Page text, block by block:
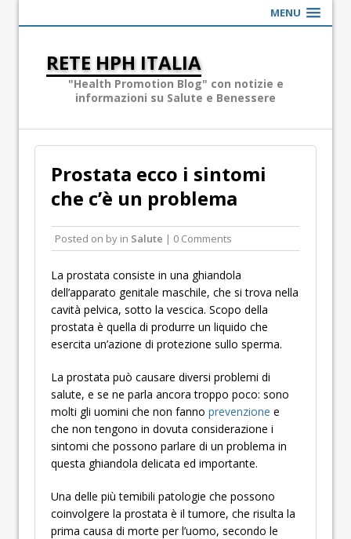
MENU
RETE HPH ITALIA
"Health Promotion Blog" con notizie e
informazioni su Salute e Benessere
Prostata ecco i sintomi
che c’è un problema
Posted on by in Salute | 0 Comments
La prostata consiste in una ghiandola
dell’apparato genitale maschile, che si trova nella
cavità pelvica, sotto la vescica. Scopo della
prostata è quella di produrre un liquido che
esercita un’azione di protezione sullo sperma.
La prostata può causare diversi problemi di
salute, e se ne parla ancora troppo poco: sono
molti gli uomini che non fanno prevenzione e
che non tengono in dovuta considerazione i
sintomi che possono parlare di un problema in
questa ghiandola delicata ed importante.
Una delle più temibili patologie che possono
coinvolgere la prostata è il tumore, che risulta la
prima causa di morte per l’uomo, secondo le